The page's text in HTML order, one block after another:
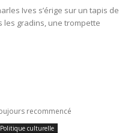
Ives s’érige sur un tapis de
les gradins, une trompette